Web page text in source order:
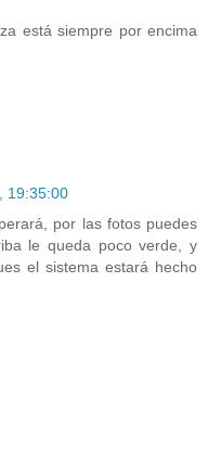
está siempre por encima
19:35:00
por las fotos puedes
le queda poco verde, y
el sistema estará hecho